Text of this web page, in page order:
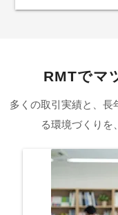
RMTでマ
多くの取引実績と、長
る環境づくりを